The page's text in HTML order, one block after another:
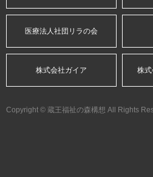
医療法人社団リラの会
株式会社ガイア 株
Copyright © 蔵王福祉の森構想 All Rights